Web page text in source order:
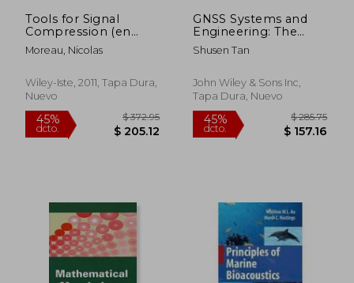
Tools for Signal
Compression (en
Inglés)
Moreau, Nicolas
Wiley-Iste, 2011, Tapa Dura,
Nuevo
GNSS Systems and
Engineering: The
Chinese Beidou
Navigation and
Satellite
Shusen Tan
John Wiley & Sons Inc,
Tapa Dura, Nuevo